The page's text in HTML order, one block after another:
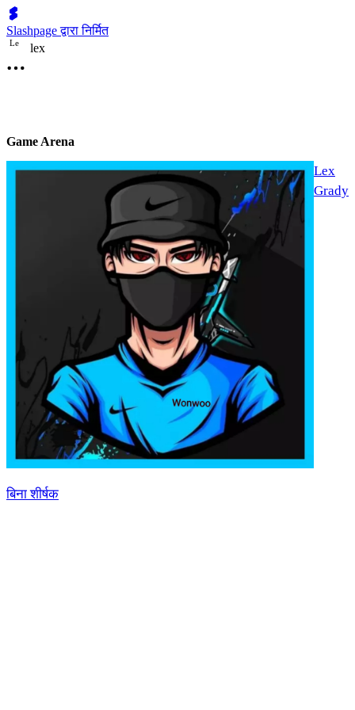
Slashpage द्वारा निर्मित
Le lex
Game Arena
Lex
Grady
बिना शीर्षक